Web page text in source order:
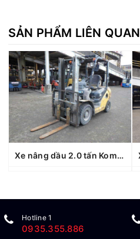
SẢN PHẨM LIÊN QUAN
Xe nâng dầu 2.0 tấn Komatsu FD20T-17 serial 331849
Hotline 1
0935.355.886